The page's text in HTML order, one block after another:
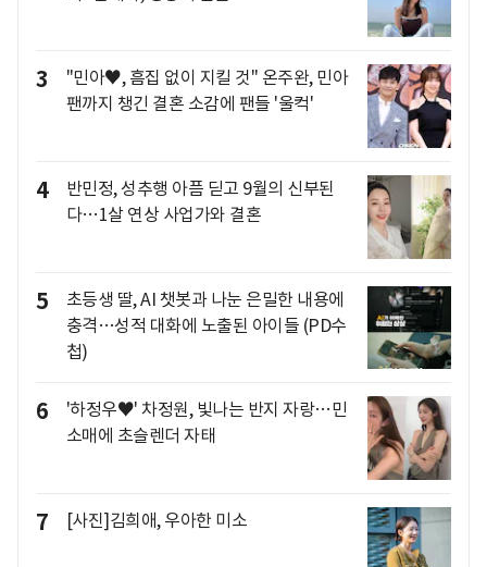
3
"민아♥, 흠집 없이 지킬 것" 온주완, 민아
팬까지 챙긴 결혼 소감에 팬들 '울컥'
4
반민정, 성추행 아픔 딛고 9월의 신부된
다…1살 연상 사업가와 결혼
5
초등생 딸, AI 챗봇과 나눈 은밀한 내용에
충격…성적 대화에 노출된 아이들 (PD수
첩)
6
'하정우♥' 차정원, 빛나는 반지 자랑…민
소매에 초슬렌더 자태
7 [사진]김희애, 우아한 미소